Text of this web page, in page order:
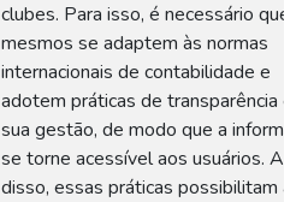
clubes. Para isso, é necessário que
mesmos se adaptem às normas
internacionais de contabilidade e
adotem práticas de transparência
sua gestão, de modo que a
se torne acessível aos usuários.
disso, essas práticas possibilitam a